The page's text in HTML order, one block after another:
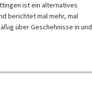
ist ein alternatives
berichtet mal mehr, mal
über Geschehnisse in und